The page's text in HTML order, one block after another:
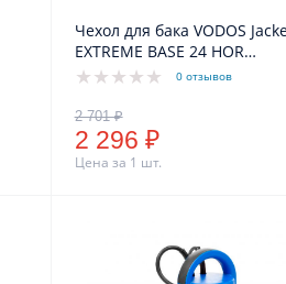
Чехол для бака VODOS Jacket
EXTREME BASE 24 HOR
(BELAMOS 24CT2)0 отзывов
2 296 ₽
Цена за 1 шт.